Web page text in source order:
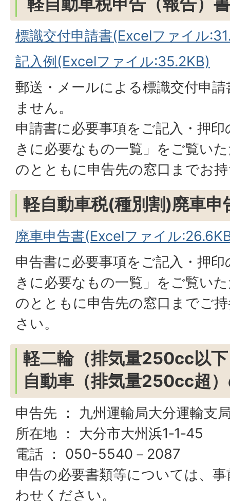
標識交付申請書(Excelファイル
記入例(Excelファイル:35.2KB)
郵送・メールによる標識交付申
ません。
申請書に必要事項をご記入・押
きに必要なもの一覧」をご覧い
のとともに申告先の窓口までお
軽自動車税(種別割)廃車申
廃車申告書(Excelファイル
申告書に必要事項をご記入・押
きに必要なもの一覧」をご覧い
のとともに申告先の窓口までご
さい。
軽二輪（排気量250cc以
自動車（排気量250cc超
申告先 ： 九州運輸局大分運輸支
所在地 ： 大分市大州浜1‐1‐45
電話 ： 050-5540－2087
申告の必要書類等については、
わせください。